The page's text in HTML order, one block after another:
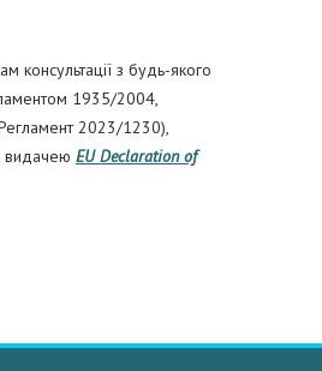
консультації з будь-якого
1935/2004,
2023/1230),
видачею EU Declaration of